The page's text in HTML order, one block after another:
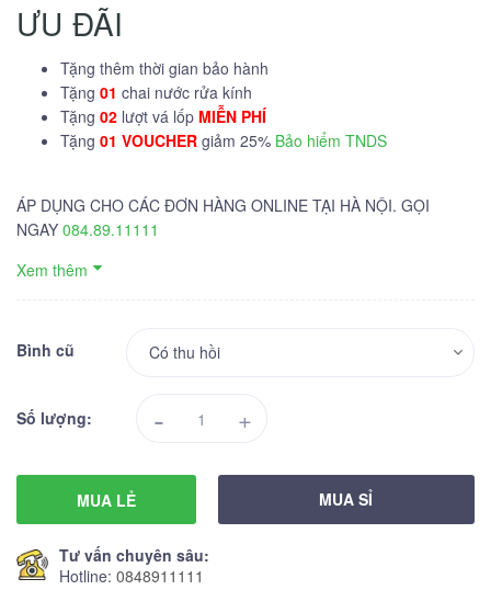
ƯU ĐÃI
Tặng thêm thời gian bảo hành
Tặng 01 chai nước rửa kính
Tặng 02 lượt vá lốp MIỄN PHÍ
Tặng 01 VOUCHER giảm 25% Bảo hiểm TNDS
ÁP DỤNG CHO CÁC ĐƠN HÀNG ONLINE TẠI HÀ NỘI. GỌI
NGAY 084.89.11111
Xem thêm
Bình cũ
Số lượng: - +
MUA LẺ MUA SỈ
Tư vấn chuyên sâu:
Hotline: 0848911111